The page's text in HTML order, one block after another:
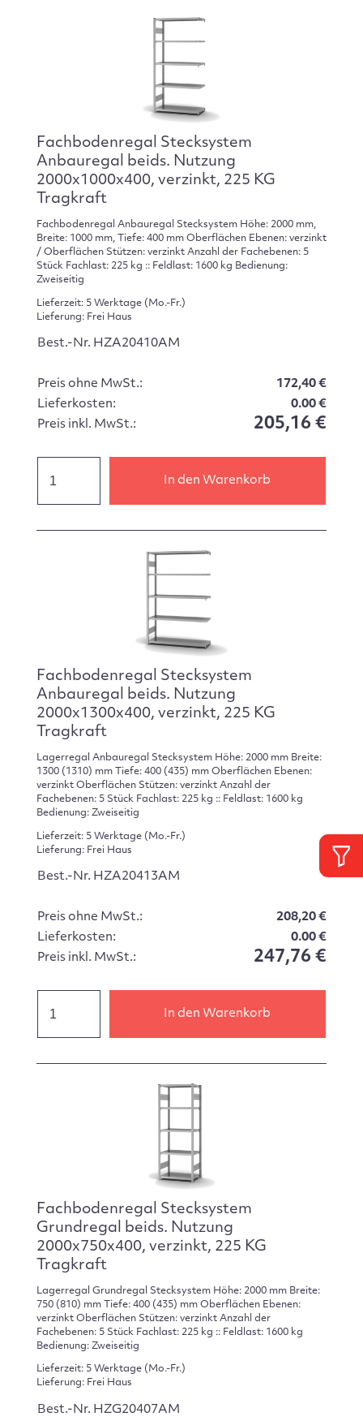
Fachbodenregal Stecksystem
Anbauregal beids. Nutzung
2000x1000x400, verzinkt, 225 KG
Tragkraft
Fachbodenregal Anbauregal Stecksystem Höhe: 2000 mm,
Breite: 1000 mm, Tiefe: 400 mm Oberflächen Ebenen: verzinkt
/ Oberflächen Stützen: verzinkt Anzahl der Fachebenen: 5
Stück Fachlast: 225 kg :: Feldlast: 1600 kg Bedienung:
Zweiseitig
Lieferzeit: 5 Werktage (Mo.-Fr.)
Lieferung: Frei Haus
Best.-Nr. HZA20410AM
Preis ohne MwSt.:
172,40 €
Lieferkosten:
0.00 €
Preis inkl. MwSt.:
205,16 €
In den Warenkorb
Fachbodenregal Stecksystem
Anbauregal beids. Nutzung
2000x1300x400, verzinkt, 225 KG
Tragkraft
Lagerregal Anbauregal Stecksystem Höhe: 2000 mm Breite:
1300 (1310) mm Tiefe: 400 (435) mm Oberflächen Ebenen:
verzinkt Oberflächen Stützen: verzinkt Anzahl der
Fachebenen: 5 Stück Fachlast: 225 kg :: Feldlast: 1600 kg
Bedienung: Zweiseitig
Lieferzeit: 5 Werktage (Mo.-Fr.)
Lieferung: Frei Haus
Best.-Nr. HZA20413AM
Preis ohne MwSt.:
208,20 €
Lieferkosten:
0.00 €
Preis inkl. MwSt.:
247,76 €
In den Warenkorb
Fachbodenregal Stecksystem
Grundregal beids. Nutzung
2000x750x400, verzinkt, 225 KG
Tragkraft
Lagerregal Grundregal Stecksystem Höhe: 2000 mm Breite:
750 (810) mm Tiefe: 400 (435) mm Oberflächen Ebenen:
verzinkt Oberflächen Stützen: verzinkt Anzahl der
Fachebenen: 5 Stück Fachlast: 225 kg :: Feldlast: 1600 kg
Bedienung: Zweiseitig
Lieferzeit: 5 Werktage (Mo.-Fr.)
Lieferung: Frei Haus
Best.-Nr. HZG20407AM